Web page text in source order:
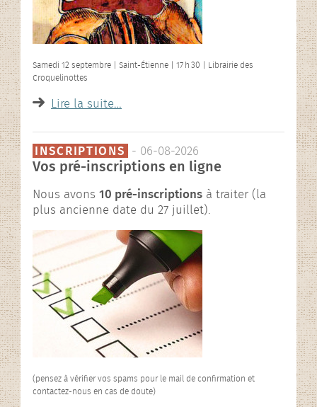
Samedi 12 septembre | Saint-Étienne | 17 h 30 | Librairie des
Croquelinottes
Lire la suite…
INSCRIPTIONS - 06-08-2026
Vos pré-inscriptions en ligne
Nous avons 10 pré-inscriptions à traiter (la
plus ancienne date du 27 juillet).
(pensez à vérifier vos spams pour le mail de confirmation et
contactez-nous en cas de doute)